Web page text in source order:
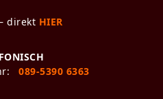
direkt HIER
089-5390 6363